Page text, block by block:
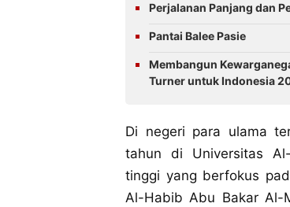
Perjalanan Panjang dan
Pantai Balee Pasie
Membangun
Turner untuk Indonesia
Di negeri para ulama
tahun di Universitas
tinggi yang berfokus
Al-Habib Abu Bakar Al-